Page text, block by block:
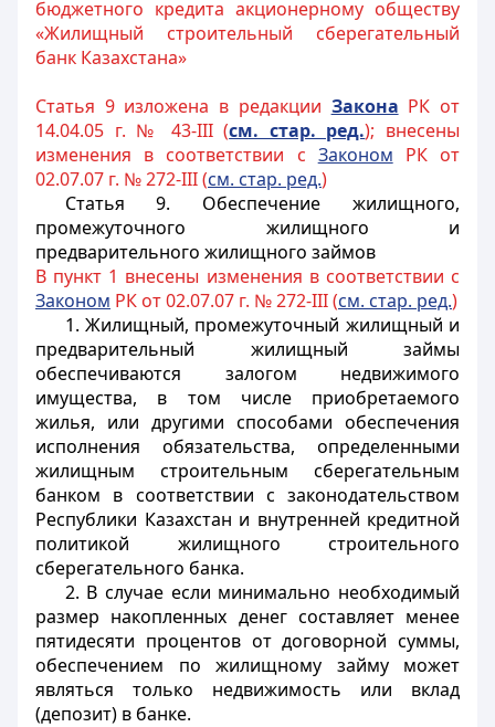
бюджетного кредита акционерному обществу
«Жилищный строительный сберегательный
банк Казахстана»
Статья 9 изложена в редакции Закона РК от
14.04.05 г. № 43-III (см. стар. ред.); внесены
изменения в соответствии с Законом РК от
02.07.07 г. № 272-III (см. стар. ред.)
Статья 9. Обеспечение жилищного,
промежуточного жилищного и
предварительного жилищного займов
В пункт 1 внесены изменения в соответствии с
Законом РК от 02.07.07 г. № 272-III (см. стар. ред.)
1. Жилищный, промежуточный жилищный и
предварительный жилищный займы
обеспечиваются залогом недвижимого
имущества, в том числе приобретаемого
жилья, или другими способами обеспечения
исполнения обязательства, определенными
жилищным строительным сберегательным
банком в соответствии с законодательством
Республики Казахстан и внутренней кредитной
политикой жилищного строительного
сберегательного банка.
2. В случае если минимально необходимый
размер накопленных денег составляет менее
пятидесяти процентов от договорной суммы,
обеспечением по жилищному займу может
являться только недвижимость или вклад
(депозит) в банке.